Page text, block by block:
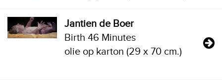
Jantien de Boer
Birth 46 Minutes
olie op karton (29 x 70 cm.)